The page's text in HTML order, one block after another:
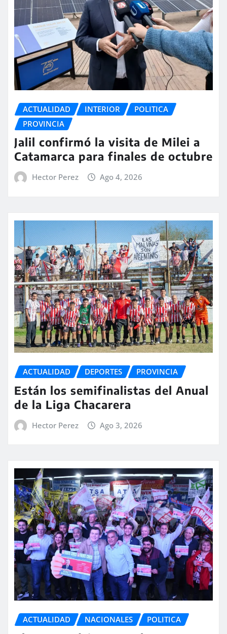
ACTUALIDAD INTERIOR
POLITICA
PROVINCIA
Jalil confirmó la visita de Milei a
Catamarca para finales de octubre
Hector Perez Ago 4, 2026
ACTUALIDAD DEPORTES PROVINCIA
Están los semifinalistas del Anual
de la Liga Chacarera
Hector Perez Ago 3, 2026
ACTUALIDAD NACIONALES POLITICA